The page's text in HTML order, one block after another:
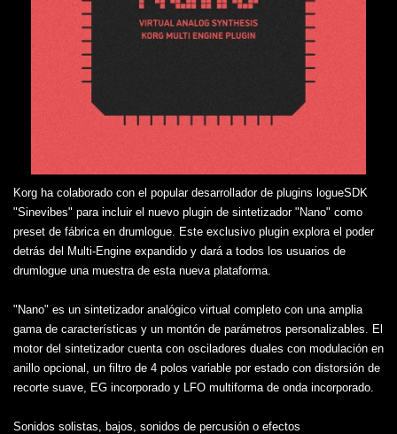
Korg ha colaborado con el popular desarrollador de plugins logueSDK
"Sinevibes" para incluir el nuevo plugin de sintetizador "Nano" como
preset de fábrica en drumlogue. Este exclusivo plugin explora el poder
detrás del Multi-Engine expandido y dará a todos los usuarios de
drumlogue una muestra de esta nueva plataforma.
"Nano" es un sintetizador analógico virtual completo con una amplia
gama de características y un montón de parámetros personalizables. El
motor del sintetizador cuenta con osciladores duales con modulación en
anillo opcional, un filtro de 4 polos variable por estado con distorsión de
recorte suave, EG incorporado y LFO multiforma de onda incorporado.
Sonidos solistas, bajos, sonidos de percusión o efectos